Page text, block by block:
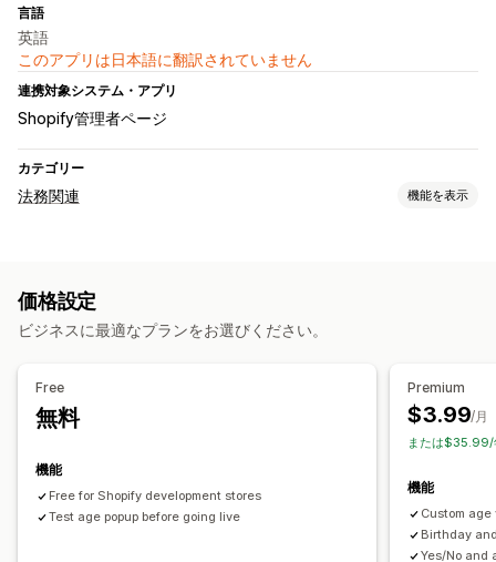
言語
英語
このアプリは日本語に翻訳されていません
連携対象システム・アプリ
Shopify管理者ページ
カテゴリー
法務関連 機能を表示
カスタマイズ
商品ターゲティング
情報の保存
カスタムテキスト
価格設定
ビジネスに最適なプランをお選びください。
Free
無料
機能
Free for Shopify development stores
Test age popup before going live
Premium
$3.99/月
または$35.99/
機能
Custom
Birthday
Yes/No and